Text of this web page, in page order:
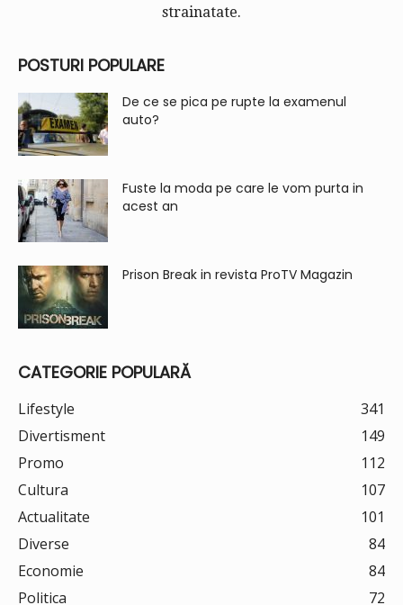
strainatate.
POSTURI POPULARE
De ce se pica pe rupte la examenul
auto?
Fuste la moda pe care le vom purta in
acest an
Prison Break in revista ProTV Magazin
CATEGORIE POPULARĂ
Lifestyle
341
Divertisment
149
Promo
112
Cultura
107
Actualitate
101
Diverse
84
Economie
84
Politica
72